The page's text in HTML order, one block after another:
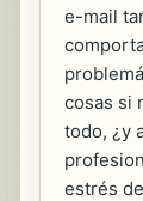
e-mail
cosas si
todo, ¿y
estrés